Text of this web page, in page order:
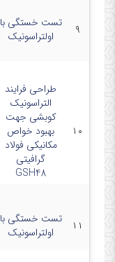
۹
تست خستگی با
اولتراسونیک
۱۰
طراحی فرایند
التراسونیک
کوبشی جهت
بهبود خواص
مکانیکی فولاد
گرافیتی
GSH48‌
۱۱
تست خستگی با
اولتراسونیک